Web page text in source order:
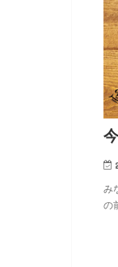
み
の